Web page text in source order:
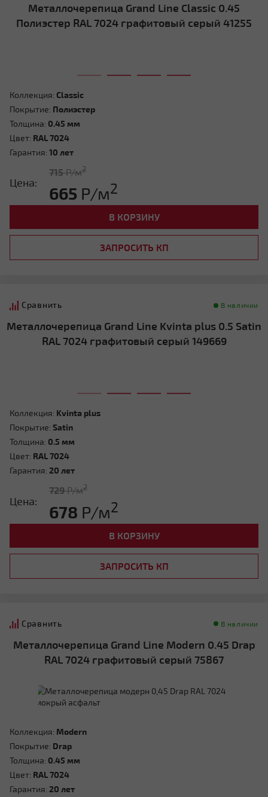
Металлочерепица Grand Line Classic 0.45
Полиэстер RAL 7024 графитовый серый 41255
Коллекция: Classic
Покрытие: Полиэстер
Толщина: 0.45 мм
Цвет: RAL 7024
Гарантия: 10 лет
Цена:
715Р/м2
665 Р/м2
В КОРЗИНУ
ЗАПРОСИТЬ КП
Сравнить В наличии
Металлочерепица Grand Line Kvinta plus 0.5 Satin
RAL 7024 графитовый серый 149669
Коллекция: Kvinta plus
Покрытие: Satin
Толщина: 0.5 мм
Цвет: RAL 7024
Гарантия: 20 лет
Цена:
729Р/м2
678 Р/м2
В КОРЗИНУ
ЗАПРОСИТЬ КП
Сравнить В наличии
Металлочерепица Grand Line Modern 0.45 Drap
RAL 7024 графитовый серый 75867
Коллекция: Modern
Покрытие: Drap
Толщина: 0.45 мм
Цвет: RAL 7024
Гарантия: 20 лет